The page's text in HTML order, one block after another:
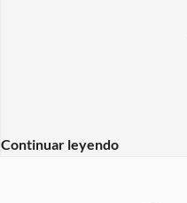
Continuar leyendo